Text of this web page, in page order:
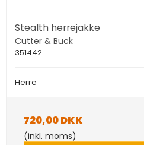
Stealth herrejakke
Cutter & Buck
351442
Herre
720,00 DKK
(inkl. moms)